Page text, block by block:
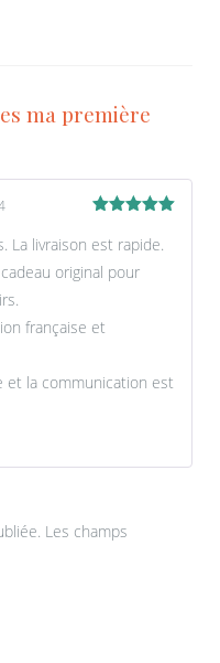
ma première
5
La livraison est rapide.
original pour
française et
et la communication est
Les champs